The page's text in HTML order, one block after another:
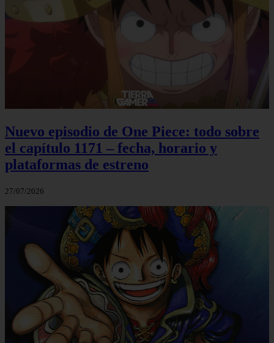
Nuevo episodio de One Piece: todo sobre
el capítulo 1171 – fecha, horario y
plataformas de estreno
27/07/2026